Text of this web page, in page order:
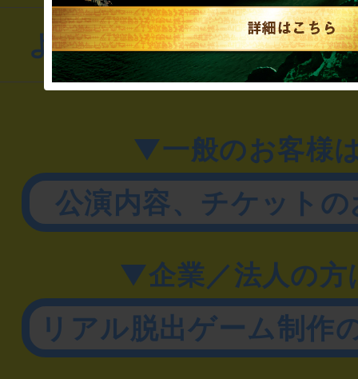
よくあるお問い合わせ
▼一般のお客様
公演内容、チケット
▼企業／法人の方
リアル脱出ゲーム制作